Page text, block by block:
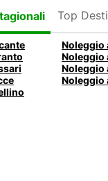
Top
Noleggio
Noleggio